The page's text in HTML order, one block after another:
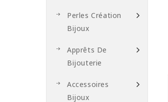
Perles Création
Bijoux
Apprêts De
Bijouterie
Accessoires
Bijoux